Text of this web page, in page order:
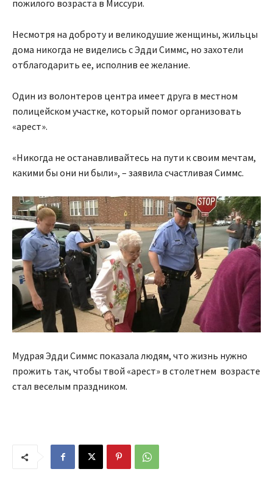
пожилого возраста в Миссури.
Несмотря на доброту и великодушие женщины, жильцы
дома никогда не виделись с Эдди Симмс, но захотели
отблагодарить ее, исполнив ее желание.
Один из волонтеров центра имеет друга в местном
полицейском участке, который помог организовать
«арест».
«Никогда не останавливайтесь на пути к своим мечтам,
какими бы они ни были», – заявила счастливая Симмс.
Мудрая Эдди Симмс показала людям, что жизнь нужно
прожить так, чтобы твой «арест» в столетнем возрасте
стал веселым праздником.